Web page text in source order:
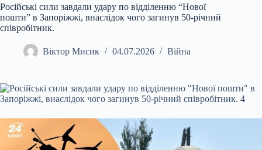
Російські сили завдали удару по відділенню “Нової
пошти” в Запоріжжі, внаслідок чого загинув 50-річний
співробітник.
Віктор Мисик 04.07.2026 Війна